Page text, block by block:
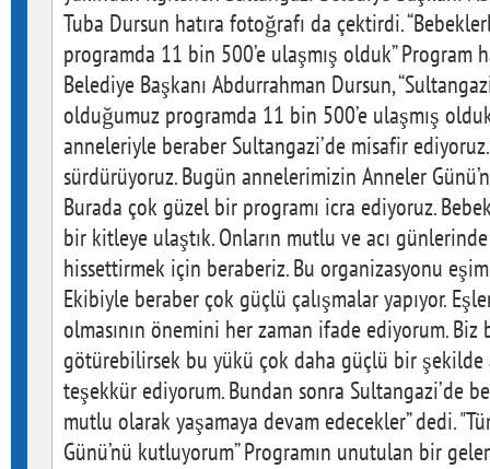
Tuba Dursun hatıra fotoğrafı da çektirdi.
programda 11 bin 500’e ulaşmış olduk” Program
Belediye Başkanı Abdurrahman Dursun,
olduğumuz programda 11 bin 500’e ulaşmış
anneleriyle beraber Sultangazi’de misafir
sürdürüyoruz. Bugün annelerimizin Anneler
Burada çok güzel bir programı icra ediyoruz.
bir kitleye ulaştık. Onların mutlu ve acı
hissettirmek için beraberiz. Bu organizasyonu
Ekibiyle beraber çok güçlü çalışmalar yapıyor.
olmasının önemini her zaman ifade ediyorum.
götürebilirsek bu yükü çok daha güçlü bir şekilde
teşekkür ediyorum. Bundan sonra Sultangazi’de
mutlu olarak yaşamaya devam edecekler” dedi.
Günü’nü kutluyorum” Programın unutulan bir